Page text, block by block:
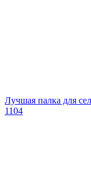
Лучшая палка для
1104